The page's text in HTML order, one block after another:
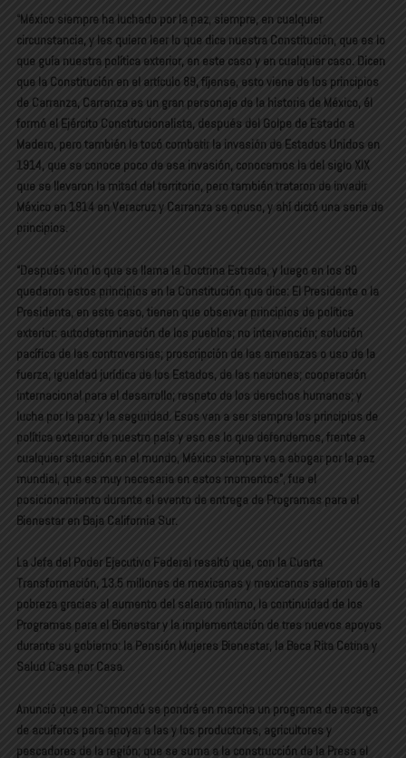
“México siempre ha luchado por la paz, siempre, en cualquier
circunstancia, y les quiero leer lo que dice nuestra Constitución, que es lo
que guía nuestra política exterior, en este caso y en cualquier caso. Dicen
que la Constitución en el artículo 89, fíjense, esto viene de los principios
de Carranza, Carranza es un gran personaje de la historia de México, él
formó el Ejército Constitucionalista, después del Golpe de Estado a
Madero, pero también le tocó combatir la invasión de Estados Unidos en
1914, que se conoce poco de esa invasión, conocemos la del siglo XIX
que se llevaron la mitad del territorio, pero también trataron de invadir
México en 1914 en Veracruz y Carranza se opuso, y ahí dictó una serie de
principios.
“Después vino lo que se llama la Doctrina Estrada, y luego en los 80
quedaron estos principios en la Constitución que dice: El Presidente o la
Presidenta, en este caso, tienen que observar principios de política
exterior: autodeterminación de los pueblos; no intervención; solución
pacífica de las controversias; proscripción de las amenazas o uso de la
fuerza; igualdad jurídica de los Estados, de las naciones; cooperación
internacional para el desarrollo; respeto de los derechos humanos; y
lucha por la paz y la seguridad. Esos van a ser siempre los principios de
política exterior de nuestro país y eso es lo que defendemos, frente a
cualquier situación en el mundo, México siempre va a abogar por la paz
mundial, que es muy necesaria en estos momentos”, fue el
posicionamiento durante el evento de entrega de Programas para el
Bienestar en Baja California Sur.
La Jefa del Poder Ejecutivo Federal resaltó que, con la Cuarta
Transformación, 13.5 millones de mexicanas y mexicanos salieron de la
pobreza gracias al aumento del salario mínimo, la continuidad de los
Programas para el Bienestar y la implementación de tres nuevos apoyos
durante su gobierno: la Pensión Mujeres Bienestar, la Beca Rita Cetina y
Salud Casa por Casa.
Anunció que en Comondú se pondrá en marcha un programa de recarga
de acuíferos para apoyar a las y los productores, agricultores y
pescadores de la región; que se suma a la construcción de la Presa el